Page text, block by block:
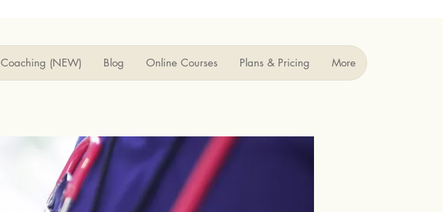
Coaching (NEW) Blog Online Courses Plans & Pricing More